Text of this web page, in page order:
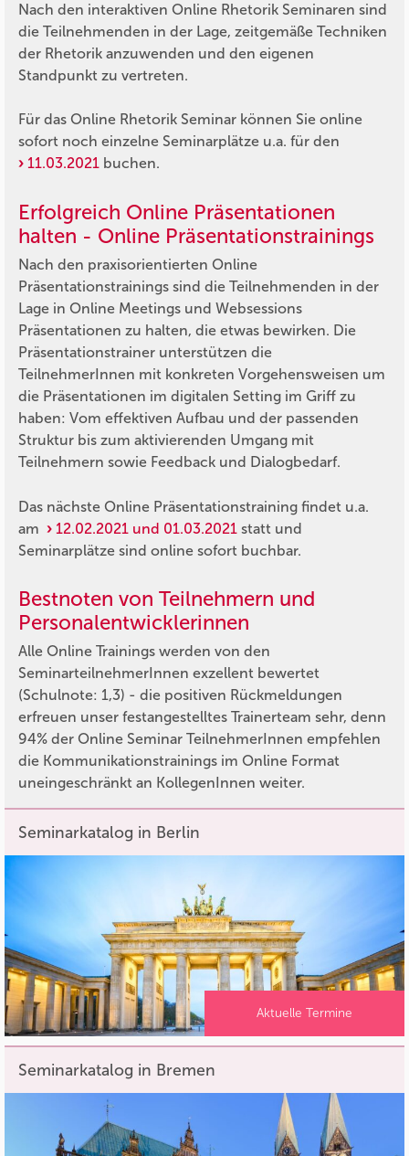
Nach den interaktiven Online Rhetorik Seminaren sind
die Teilnehmenden in der Lage, zeitgemäße Techniken
der Rhetorik anzuwenden und den eigenen
Standpunkt zu vertreten.
Für das Online Rhetorik Seminar können Sie online
sofort noch einzelne Seminarplätze u.a. für den
11.03.2021 buchen.
Erfolgreich Online Präsentationen
halten - Online Präsentationstrainings
Nach den praxisorientierten Online
Präsentationstrainings sind die Teilnehmenden in der
Lage in Online Meetings und Websessions
Präsentationen zu halten, die etwas bewirken. Die
Präsentationstrainer unterstützen die
TeilnehmerInnen mit konkreten Vorgehensweisen um
die Präsentationen im digitalen Setting im Griff zu
haben: Vom effektiven Aufbau und der passenden
Struktur bis zum aktivierenden Umgang mit
Teilnehmern sowie Feedback und Dialogbedarf.
Das nächste Online Präsentationstraining findet u.a.
am
12.02.2021 und 01.03.2021 statt und
Seminarplätze sind online sofort buchbar.
Bestnoten von Teilnehmern und
Personalentwicklerinnen
Alle Online Trainings werden von den
SeminarteilnehmerInnen exzellent bewertet
(Schulnote: 1,3) - die positiven Rückmeldungen
erfreuen unser festangestelltes Trainerteam sehr, denn
94% der Online Seminar TeilnehmerInnen empfehlen
die Kommunikationstrainings im Online Format
uneingeschränkt an KollegenInnen weiter.
Seminarkatalog in Berlin
Aktuelle Termine
Seminarkatalog in Bremen